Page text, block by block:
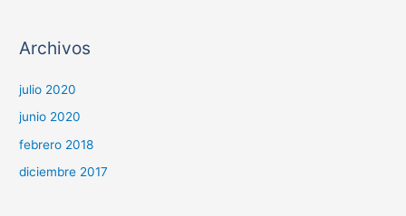
Archivos
julio 2020
junio 2020
febrero 2018
diciembre 2017